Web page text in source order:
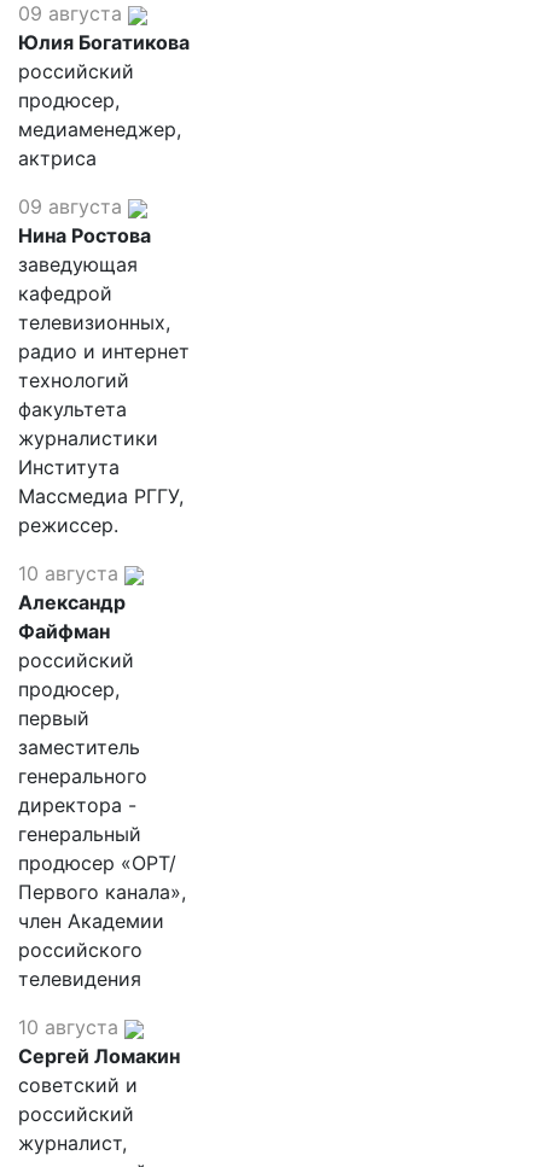
09 августа
Юлия Богатикова
российский
продюсер,
медиаменеджер,
актриса
09 августа
Нина Ростова
заведующая
кафедрой
телевизионных,
радио и интернет
технологий
факультета
журналистики
Института
Массмедиа РГГУ,
режиссер.
10 августа
Александр
Файфман
российский
продюсер,
первый
заместитель
генерального
директора -
генеральный
продюсер «ОРТ/
Первого канала»,
член Академии
российского
телевидения
10 августа
Сергей Ломакин
советский и
российский
журналист,